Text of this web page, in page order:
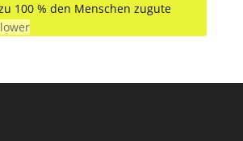
100 % den Menschen zugute